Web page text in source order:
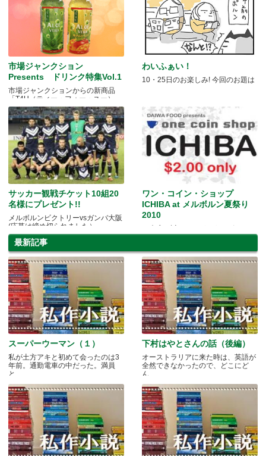
市場ジャンクション
Presents ドリンク特集Vol.1
市場ジャンクションからの新商品
「T4U（ティー・フォー・ユー）」
わいふぁい！
10・25日のお楽しみ! 今回のお題は
サッカー観戦チケット10組20
名様にプレゼント!!
メルボルンビクトリーvsガンバ大阪
(応募は締め切られました）
ワン・コイン・ショップ
ICHIBA at メルボルン夏祭り
2010
ご来店、誠にありがとうございまし
た！！
最新記事
スーパーウーマン（１）
私が土方アキと初めて会ったのは3
年前。通勤電車の中だった。満員
と.....
下村はやとさんの話（後編）
オーストラリアに来た時は、英語が
全然できなかったので、どこにど
ん.....